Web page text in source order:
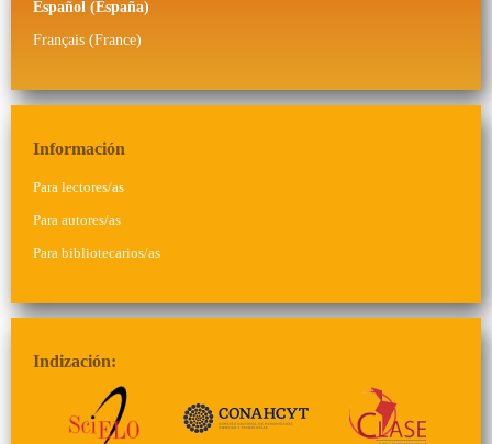
Español (España)
Français (France)
Información
Para lectores/as
Para autores/as
Para bibliotecarios/as
Indización: